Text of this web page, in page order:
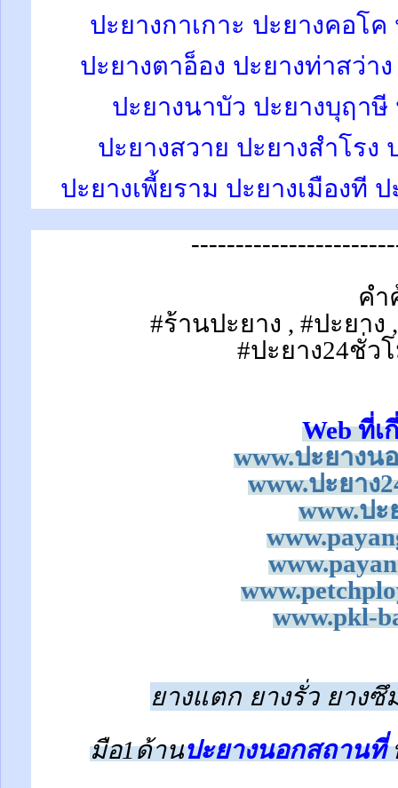
ปะยางกาเกาะ ปะยางคอโ
ปะยางตาอ็อง ปะยางท่าสว่า
ปะยางนาบัว ปะยางบุฤา
ปะยางสวาย ปะยางสำโรง
ปะยางเพี้ยราม ปะยางเมืองที
คำ
#ร้านปะยาง , #ปะยา
#ปะยาง24ชั่ว
Web ที่
www.ปะยางน
www.ปะยาง
www.ปะ
www.pkl-
ยางแตก ยางรั่ว ยางซึ
มือ1ด้านปะยางนอกสถานที่